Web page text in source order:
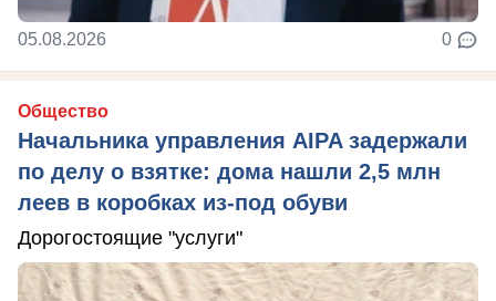
05.08.2026 0
Общество
Начальника управления AIPA задержали
по делу о взятке: дома нашли 2,5 млн
леев в коробках из-под обуви
Дорогостоящие "услуги"